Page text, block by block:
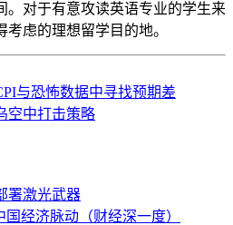
。对于有意攻读英语专业的学生来
虑的理想留学目的地。
与恐怖数据中寻找预期差
空中打击策略
署激光武器
国经济脉动（财经深一度）